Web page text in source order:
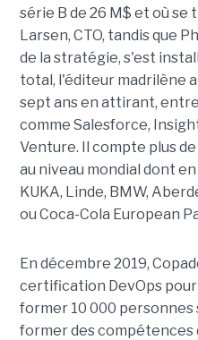
série B de 26 M$ et où
Larsen, CTO, tandis que
de la stratégie, s'est
total, l'éditeur madrilène
sept ans en attirant,
comme Salesforce,
Venture. Il compte plus
au niveau mondial dont
KUKA, Linde, BMW,
ou Coca-Cola European
En décembre 2019,
certification DevOps
former 10 000 personnes
former des compétences